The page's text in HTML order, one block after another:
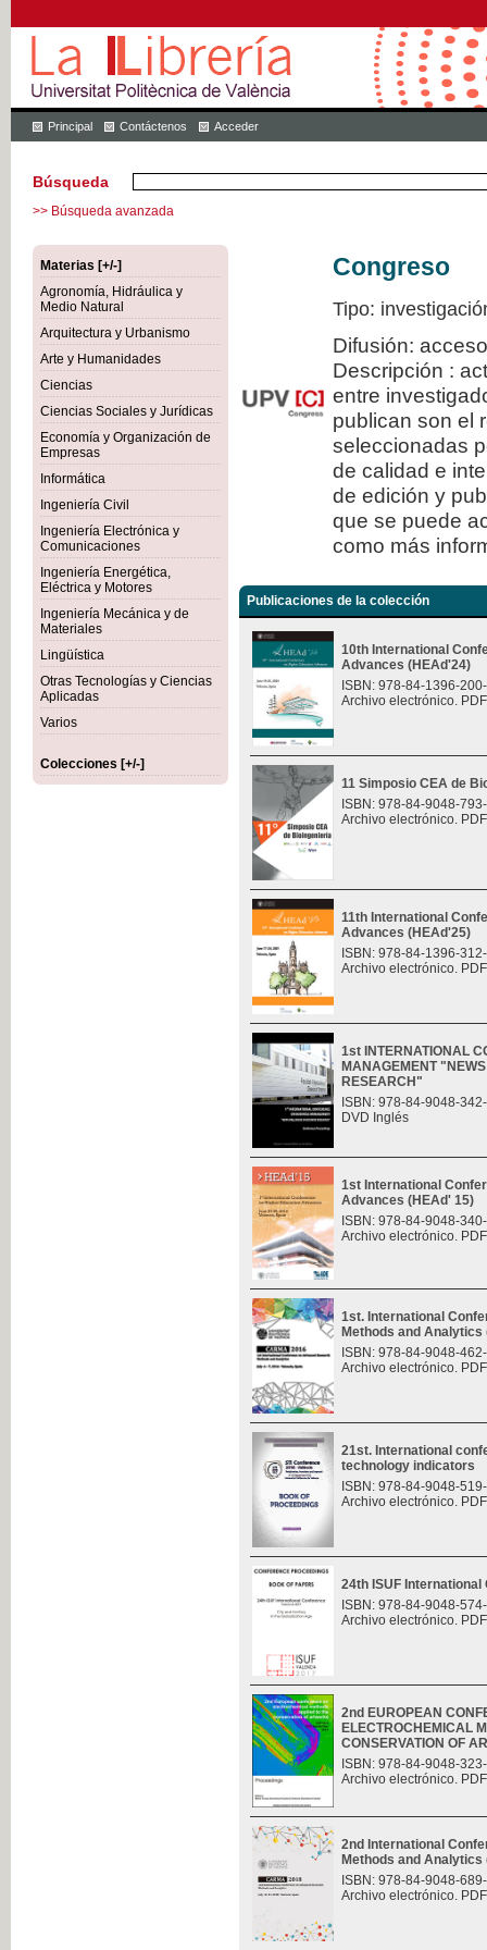
Principal Contáctenos Acceder
Búsqueda
>> Búsqueda avanzada
Materias [+/-]
Agronomía, Hidráulica y
Medio Natural
Arquitectura y Urbanismo
Arte y Humanidades
Ciencias
Ciencias Sociales y Jurídicas
Economía y Organización de
Empresas
Informática
Ingeniería Civil
Ingeniería Electrónica y
Comunicaciones
Ingeniería Energética,
Eléctrica y Motores
Ingeniería Mecánica y de
Materiales
Lingüística
Otras Tecnologías y Ciencias
Aplicadas
Varios
Colecciones [+/-]
Congreso
Tipo:
Difusión:
Descripción :
entre
publican son el
seleccionadas
de calidad e
de edición y
que se puede
como más
Publicaciones de la colección
10th International
Advances (HEAd'24)
ISBN: 978-84-1396-
Archivo electrónico.
11 Simposio CEA de
ISBN: 978-84-9048-
Archivo electrónico.
11th International
Advances (HEAd'25)
ISBN: 978-84-1396-
Archivo electrónico.
1st INTERNATIONAL
MANAGEMENT
RESEARCH"
ISBN: 978-84-9048-
DVD Inglés
1st International
Advances (HEAd' 15)
ISBN: 978-84-9048-
Archivo electrónico.
1st. International
Methods and Analytics
ISBN: 978-84-9048-
Archivo electrónico.
21st. International
technology indicators
ISBN: 978-84-9048-
Archivo electrónico.
24th ISUF
ISBN: 978-84-9048-
Archivo electrónico.
2nd EUROPEAN
ELECTROCHEMICAL
CONSERVATION OF
ISBN: 978-84-9048-
Archivo electrónico.
2nd International
Methods and Analytics
ISBN: 978-84-9048-
Archivo electrónico.